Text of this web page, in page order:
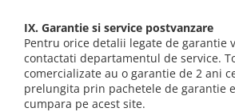
IX. Garantie si service postvanzare
Pentru orice detalii legate de garantie
contactati departamentul de service.
comercializate au o garantie de 2 ani
prelungita prin pachetele de garantie
cumpara pe acest site.